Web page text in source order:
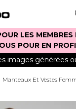
LES MEMBRES
POUR EN
images générées
Manteaux Et Vestes